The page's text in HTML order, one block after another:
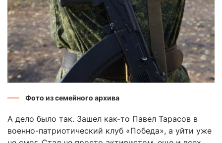
Фото из семейного архива
А дело было так. Зашел как-то Павел Тарасов в
военно-патриотический клуб «Победа», а уйти уже